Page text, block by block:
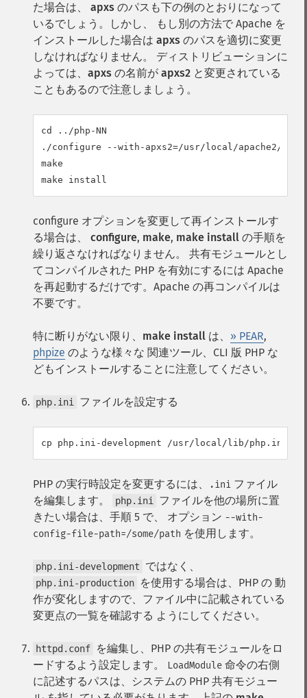
た場合は、 apxs のパスも下の例のとおりになって
いるでしょう。しかし、 もし別の方法で Apache を
インストールした場合は apxs のパスを適切に変更
しなければなりません。 ディストリビューションに
よっては、 apxs の名前が apxs2 と変更されている
こともあるので注意しましょう。
cd ../php-NN
./configure --with-apxs2=/usr/local/apache2/bin/
make
configure オプションを変更して再インストールす
る場合は、 configure, make, make install の手順を
繰り返さなければなりません。 共有モジュールとし
てコンパイルされた PHP を有効にするには Apache
を再起動するだけです。Apache の再コンパイルは
不要です。
特に断りがない限り、 make install は、 » PEAR,
phpize のような様々な 関連ツール、CLI 版 PHP な
どもインストールすることに注意してください。
php.ini ファイルを設定する
PHP の実行時設定を変更するには、 .ini ファイル
を編集します。
php.ini
ファイルを他の場所に置
きたい場合は、手順 5 で、 オプション --with-
config-file-path=/some/path を使用します。
php.ini-development ではなく、
php.ini-production
を使用する場合は、PHP の 動
作が変化しますので、ファイル中に記載されている
変更点の一覧を確認する ようにしてください。
httpd.conf
を編集し、PHP の共有モジュールをロ
ードするよう設定します。
LoadModule 命令の右側
に記述するパスは、システムの PHP 共有モジュー